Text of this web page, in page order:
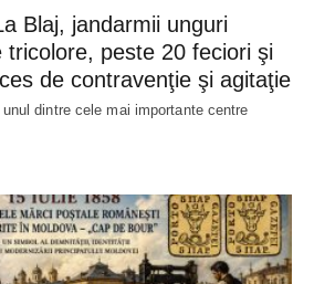
Blaj, jandarmii unguri
tricolore, peste 20 feciori şi
de contravenţie şi agitaţie
dintre cele mai importante centre